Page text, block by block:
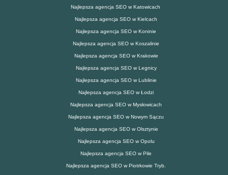
Najlepsza agencja SEO w Katowicach
Najlepsza agencja SEO w Kielcach
Najlepsza agencja SEO w Koninie
Najlepsza agencja SEO w Koszalinie
Najlepsza agencja SEO w Krakowie
Najlepsza agencja SEO w Legnicy
Najlepsza agencja SEO w Lublinie
Najlepsza agencja SEO w Łodzi
Najlepsza agencja SEO w Mysłowicach
Najlepsza agencja SEO w Nowym Sączu
Najlepsza agencja SEO w Olsztynie
Najlepsza agencja SEO w Opolu
Najlepsza agencja SEO w Pile
Najlepsza agencja SEO w Piotrkowie Tryb.